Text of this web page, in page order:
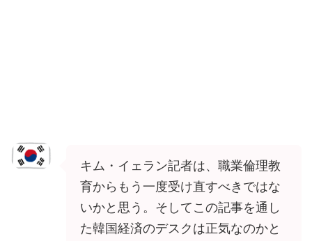
キム・イェラン記者は、職業倫理教
育からもう一度受け直すべきではな
いかと思う。そしてこの記事を通し
た韓国経済のデスクは正気なのかと